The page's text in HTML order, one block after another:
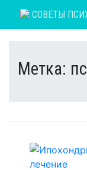
СОВЕТЫ
Метка: